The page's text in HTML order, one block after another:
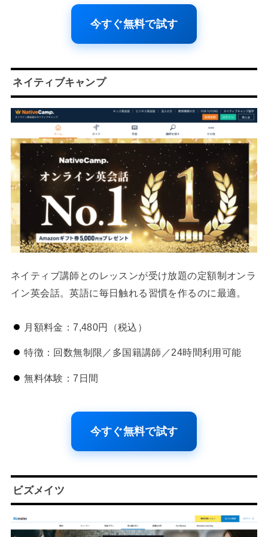
今すぐ無料で試す
ネイティブキャンプ
ネイティブ講師とのレッスンが受け放題の定額制オンラ
イン英会話。英語に毎日触れる習慣を作るのに最適。
月額料金：7,480円（税込）
特徴：回数無制限／多国籍講師／24時間利用可能
無料体験：7日間
今すぐ無料で試す
ビズメイツ